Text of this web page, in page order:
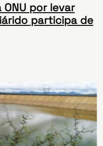
por levar
participa de